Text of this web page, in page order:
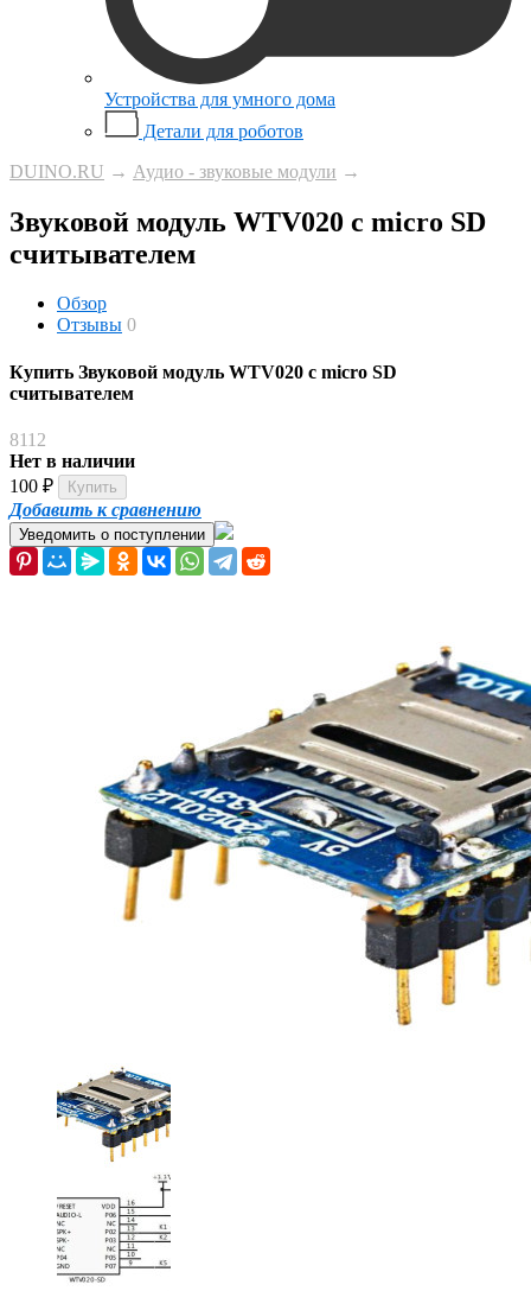
Устройства для умного дома
Детали для роботов
DUINO.RU → Аудио - звуковые модули →
Звуковой модуль WTV020 с micro SD
считывателем
Обзор
Отзывы 0
Купить Звуковой модуль WTV020 с micro SD
считывателем
8112
Нет в наличии
100 ₽
Добавить к сравнению
Уведомить о поступлении